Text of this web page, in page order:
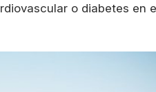
o diabetes en